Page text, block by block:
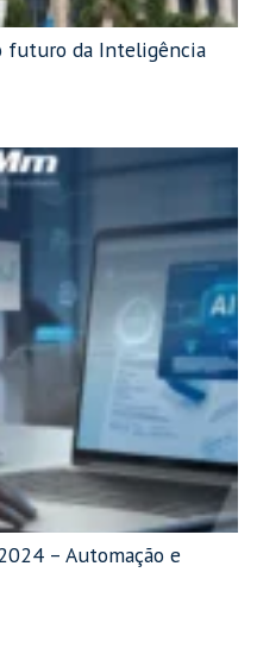
futuro da Inteligência
– Automação e